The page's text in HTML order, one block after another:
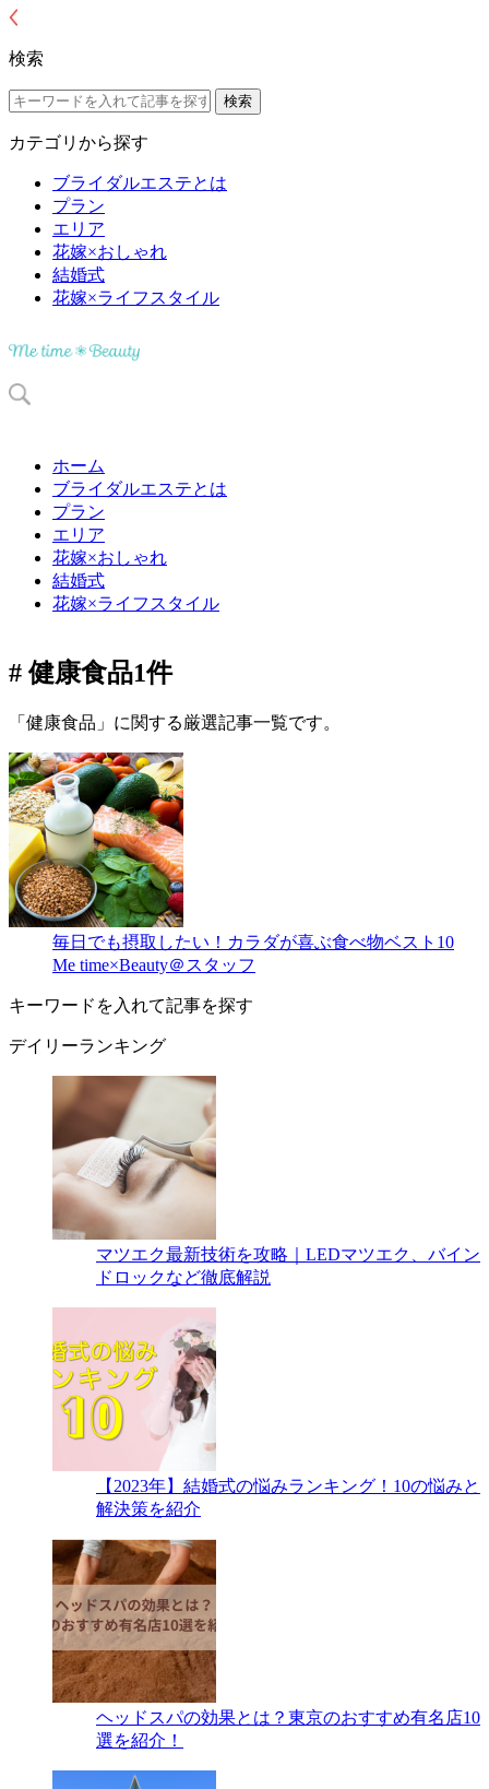
検索
カテゴリから探す
ブライダルエステとは
プラン
エリア
花嫁×おしゃれ
結婚式
花嫁×ライフスタイル
ホーム
ブライダルエステとは
プラン
エリア
花嫁×おしゃれ
結婚式
花嫁×ライフスタイル
# 健康食品1件
「健康食品」に関する厳選記事一覧です。
毎日でも摂取したい！カラダが喜ぶ食べ物ベスト10
Me time×Beauty＠スタッフ
キーワードを入れて記事を探す
デイリーランキング
マツエク最新技術を攻略｜LEDマツエク、バイン
ドロックなど徹底解説
【2023年】結婚式の悩みランキング！10の悩みと
解決策を紹介
ヘッドスパの効果とは？東京のおすすめ有名店10
選を紹介！